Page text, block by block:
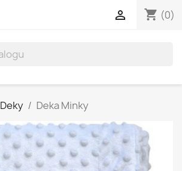
shopping_cart (0)

Deky Deka Minky